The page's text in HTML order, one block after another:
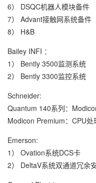
6） DSQC机器人模块备件
7） Advant接触网系统备件
8） H&B
Bailey INFI ：
1） Bently 3500监测系统
2） Bently 3300监控系统
Schneider:
Quantum 140系列：
Modicon Premium：CPU
Emerson:
1） Ovation系统DCS卡
2） DeltaV系统双通道冗余